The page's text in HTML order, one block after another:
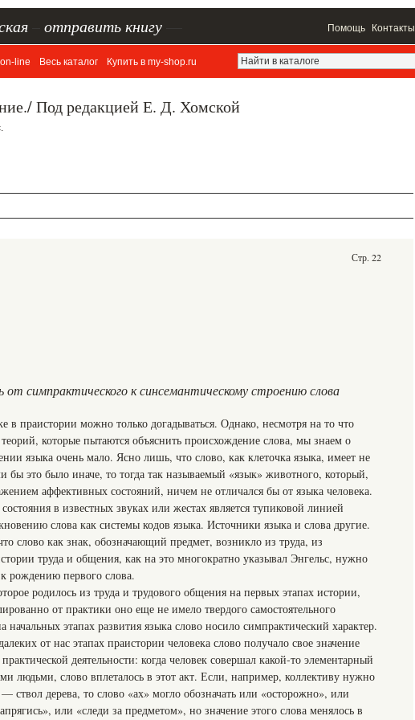
отправить книгу Помощь Контакты
line Весь каталог Купить в my-shop.ru
Под редакцией Е. Д. Хомской
Стр. 22
симпрактического к синсемантическому строению слова
в праистории можно только догадываться. Однако, несмотря на то что
которые пытаются объяснить происхождение слова, мы знаем о
языка очень мало. Ясно лишь, что слово, как клеточка языка, имеет не
бы это было иначе, то тогда так называемый «язык» животного, который,
аффективных состояний, ничем не отличался бы от языка человека.
в известных звуках или жестах является тупиковой линией
слова как системы кодов языка. Источники языка и слова другие.
слово как знак, обозначающий предмет, возникло из труда, из
труда и общения, как на это многократно указывал Энгельс, нужно
рождению первого слова.
родилось из труда и трудового общения на первых этапах истории,
от практики оно еще не имело твердого самостоятельного
начальных этапах развития языка слово носило симпрактический характер.
от нас этапах праистории человека слово получало свое значение
деятельности: когда человек совершал какой-то элементарный
людьми, слово вплеталось в этот акт. Если, например, коллективу нужно
ствол дерева, то слово «ах» могло обозначать или «осторожно», или
или «следи за предметом», но значение этого слова менялось в